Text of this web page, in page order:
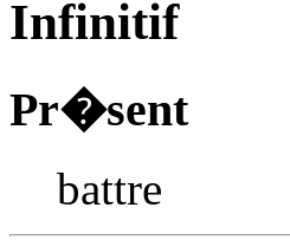
Infinitif
Pr�sent
battre